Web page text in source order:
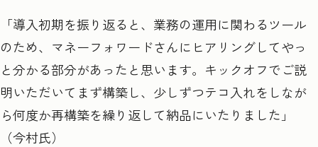
「導入初期を振り返ると、業務の運用に関わるツール
のため、マネーフォワードさんにヒアリングしてやっ
と分かる部分があったと思います。キックオフでご説
明いただいてまず構築し、少しずつテコ入れをしなが
ら何度か再構築を繰り返して納品にいたりました」
（今村氏）